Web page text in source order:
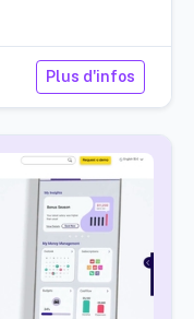
Plus d'infos